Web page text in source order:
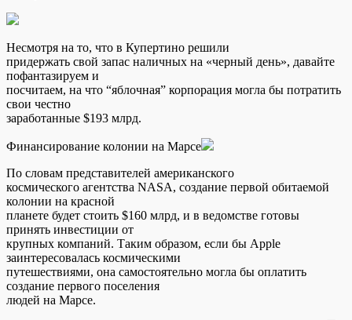
Несмотря на то, что в Купертино решили
придержать свой запас наличных на «черный день», давайте
пофантазируем и
посчитаем, на что “яблочная” корпорация могла бы потратить
свои честно
заработанные $193 млрд.
Финансирование колонии на Марсе
По словам представителей американского
космического агентства NASA, создание первой обитаемой
колонии на красной
планете будет стоить $160 млрд, и в ведомстве готовы
принять инвестиции от
крупных компаний. Таким образом, если бы Apple
заинтересовалась космическими
путешествиями, она самостоятельно могла бы оплатить
создание первого поселения
людей на Марсе.